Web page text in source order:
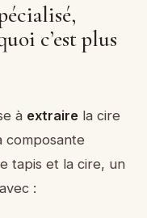
c’est plus
à extraire la cire
composante
tapis et la cire, un
: